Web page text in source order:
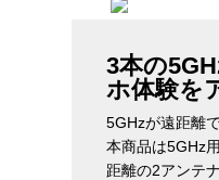
3本の
ホ体験を
5GHzが遠距離
本商品は5GHz
距離の2アンテ